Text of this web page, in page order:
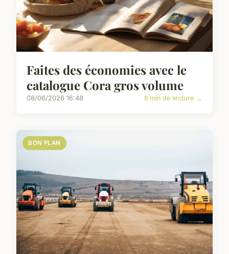
Faites des économies avec le
catalogue Cora gros volume
08/06/2026 16:48 8 min de lecture →
BON PLAN